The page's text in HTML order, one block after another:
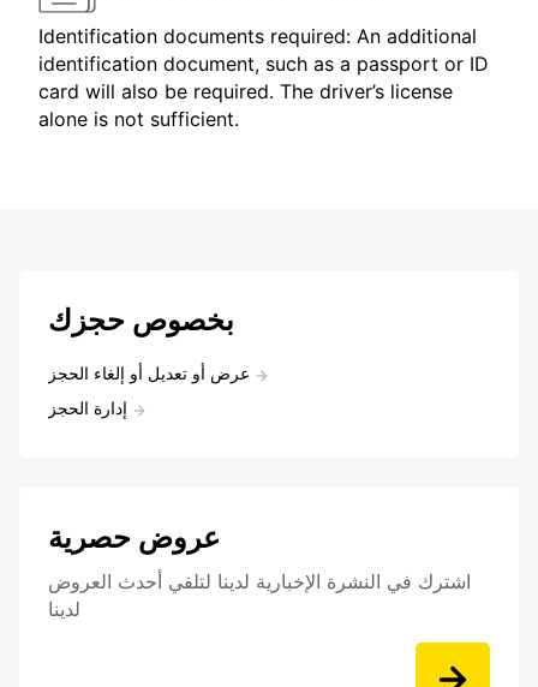
Identification documents required: An additional
identification document, such as a passport or ID
card will also be required. The driver’s license
alone is not sufficient.
بخصوص حجزك
عرض أو تعديل أو إلغاء الحجز
إدارة الحجز
عروض حصرية
اشترك في النشرة الإخبارية لدينا لتلقي أحدث العروض
لدينا